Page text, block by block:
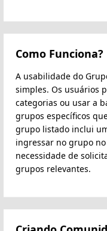
Como Funciona?
A usabilidade do
simples. Os usuários
categorias ou usar a
grupos específicos
grupo listado inclui
ingressar no grupo
necessidade de
grupos relevantes.